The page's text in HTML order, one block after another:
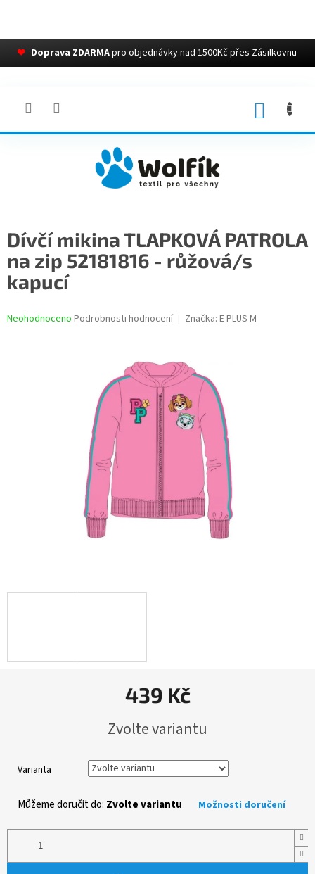
❤ Doprava ZDARMApro objednávky nad 1500Kč přes Zásilkovnu
Dívčí mikina TLAPKOVÁ PATROLA
na zip 52181816 - růžová/s
kapucí
Průměrné
Neohodnoceno Podrobnosti hodnocení Značka: E PLUS M
439 Kč
cena:
Zvolte variantu
Varianta
Můžeme doručit do: Zvolte variantu Možnosti doručení